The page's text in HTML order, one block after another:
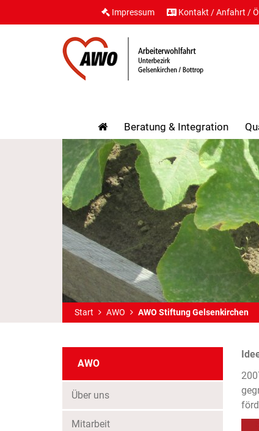
Impressum Kontakt / Anfahrt /
Beratung & Integration
Start AWO AWO Stiftung Gelsenkirchen
AWO
Über uns
Mitarbeit